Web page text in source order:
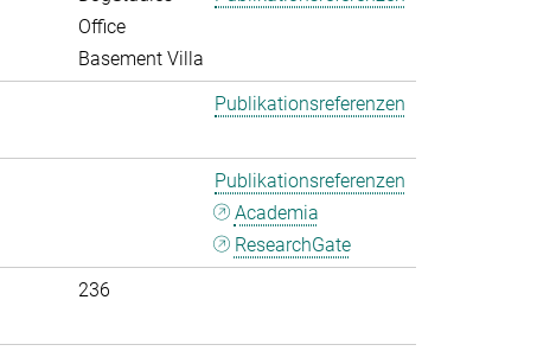
Office
Basement Villa
Publikationsreferenzen
Publikationsreferenzen
Academia
ResearchGate
236